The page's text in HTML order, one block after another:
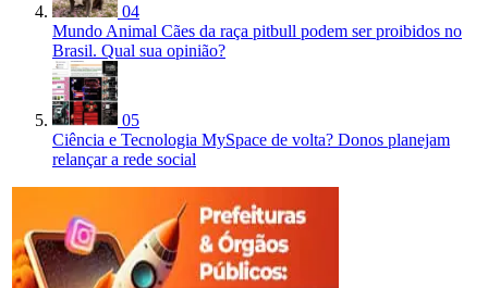
04
Mundo Animal Cães da raça pitbull podem ser proibidos no
Brasil. Qual sua opinião?
05
Ciência e Tecnologia MySpace de volta? Donos planejam
relançar a rede social